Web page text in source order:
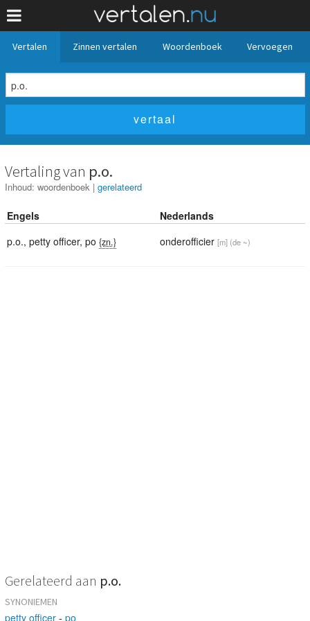
Vertalen Zinnen vertalen Woordenboek Vervoegen
Vertaling van p.o.
Inhoud: woordenboek | gerelateerd
Engels
Nederlands
p.o., petty officer, po {zn.} onderofficier [m] (de ~)
Gerelateerd aan p.o.
SYNONIEMEN
petty officer - po